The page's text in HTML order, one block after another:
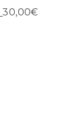
30,00€